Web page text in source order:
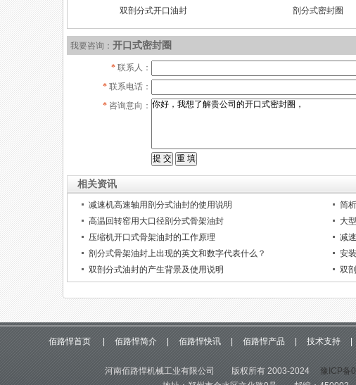
双剖分式开口油封
线速度：3m/s 跳动范围：+/-0.5mm 加工
范围：内径20mm~~外径600mm 结构设
计： 1、内外环双剖分结构 2、55和05结
构设计 3、双锁固设计 4、球孔式结构设计
剖分式密封圈
端口自由状态下有微
我要咨询： 开口式密封圈
* 联系人：
* 联系电话：
* 咨询意向：
相关资讯
减速机高速轴用剖分式油封的使用说明
简
高温回转窑用大口径剖分式骨架油封
大
压缩机开口式骨架油封的工作原理
减
剖分式骨架油封上出现的英文和数字代表什么？
安
双剖分式油封的产生背景及使用说明
双
佰路悍首页 佰路悍简介 佰路悍快讯 佰路悍产品 技术支持
河南佰路悍机械工业有限公司 版权所有 2003-2024
豫ICP备